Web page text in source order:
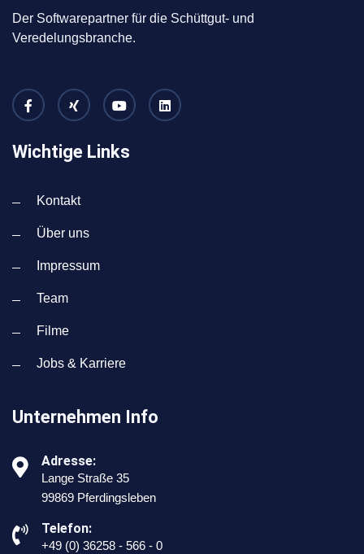
Der Softwarepartner für die Schüttgut- und
Veredelungsbranche.
Wichtige Links
Kontakt
Über uns
Impressum
Team
Filme
Jobs & Karriere
Unternehmen Info
Adresse:
Lange Straße 35
99869 Pferdingsleben
Telefon:
+49 (0) 36258 - 566 - 0